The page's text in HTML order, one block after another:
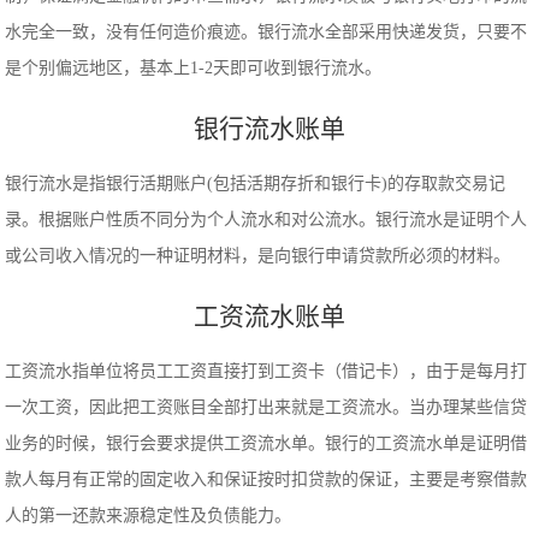
水完全一致，没有任何造价痕迹。银行流水全部采用快递发货，只要不
是个别偏远地区，基本上1-2天即可收到银行流水。
银行流水账单
银行流水是指银行活期账户(包括活期存折和银行卡)的存取款交易记
录。根据账户性质不同分为个人流水和对公流水。银行流水是证明个人
或公司收入情况的一种证明材料，是向银行申请贷款所必须的材料。
工资流水账单
工资流水指单位将员工工资直接打到工资卡（借记卡），由于是每月打
一次工资，因此把工资账目全部打出来就是工资流水。当办理某些信贷
业务的时候，银行会要求提供工资流水单。银行的工资流水单是证明借
款人每月有正常的固定收入和保证按时扣贷款的保证，主要是考察借款
人的第一还款来源稳定性及负债能力。